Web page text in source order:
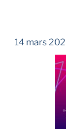
14 mars